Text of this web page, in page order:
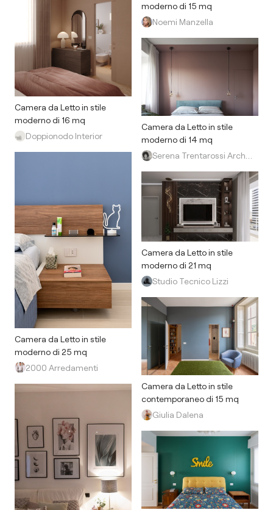
Camera da Letto in stile
moderno di 16 mq
Doppionodo Interior
Camera da Letto in stile
moderno di 25 mq
2000 Arredamenti
moderno di 15 mq
Noemi Manzella
Camera da Letto in stile
moderno di 14 mq
Serena Trentarossi Architetto
Camera da Letto in stile
moderno di 21 mq
Studio Tecnico Lizzi
Camera da Letto in stile
contemporaneo di 15 mq
Giulia Dalena